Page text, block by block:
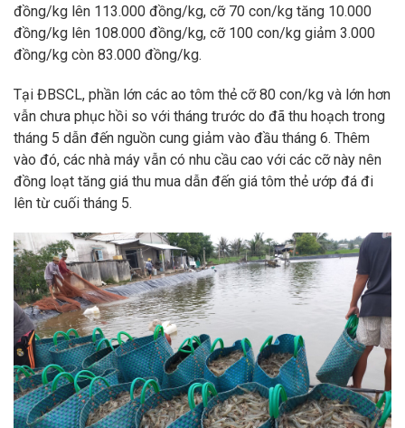
đồng/kg lên 113.000 đồng/kg, cỡ 70 con/kg tăng 10.000
đồng/kg lên 108.000 đồng/kg, cỡ 100 con/kg giảm 3.000
đồng/kg còn 83.000 đồng/kg.
Tại ĐBSCL, phần lớn các ao tôm thẻ cỡ 80 con/kg và lớn hơn
vẫn chưa phục hồi so với tháng trước do đã thu hoạch trong
tháng 5 dẫn đến nguồn cung giảm vào đầu tháng 6. Thêm
vào đó, các nhà máy vẫn có nhu cầu cao với các cỡ này nên
đồng loạt tăng giá thu mua dẫn đến giá tôm thẻ ướp đá đi
lên từ cuối tháng 5.